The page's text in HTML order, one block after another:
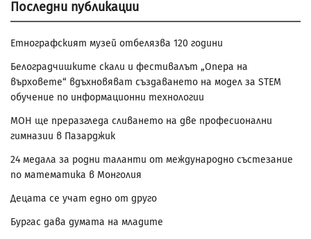
Последни публикации
Етнографският музей отбелязва 120 години
Белоградчишките скали и фестивалът „Опера на
върховете“ вдъхновяват създаването на модел за STEM
обучение по информационни технологии
МОН ще преразгледа сливането на две професионални
гимназии в Пазарджик
24 медала за родни таланти от международно състезание
по математика в Монголия
Децата се учат едно от друго
Бургас дава думата на младите